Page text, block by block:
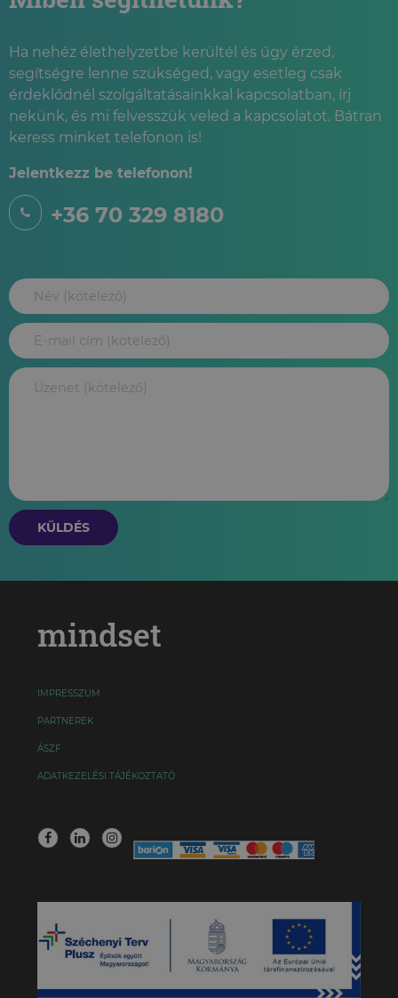
Ha nehéz élethelyzetbe kerültél és úgy érzed,
segítségre lenne szükséged, vagy esetleg csak
érdeklődnél szolgáltatásainkkal kapcsolatban, írj
nekünk, és mi felvesszük veled a kapcsolatot. Bátran
keress minket telefonon is!
Jelentkezz be telefonon!
+36 70 329 8180
KÜLDÉS
mindset
IMPRESSZUM
PARTNEREK
ÁSZF
ADATKEZELÉSI TÁJÉKOZTATÓ